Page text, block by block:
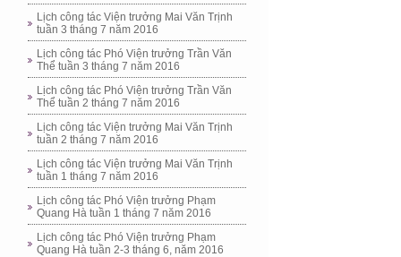
Lịch công tác Viện trưởng Mai Văn Trịnh
tuần 3 tháng 7 năm 2016
Lịch công tác Phó Viện trưởng Trần Văn
Thể tuần 3 tháng 7 năm 2016
Lịch công tác Phó Viện trưởng Trần Văn
Thể tuần 2 tháng 7 năm 2016
Lịch công tác Viện trưởng Mai Văn Trịnh
tuần 2 tháng 7 năm 2016
Lịch công tác Viện trưởng Mai Văn Trịnh
tuần 1 tháng 7 năm 2016
Lịch công tác Phó Viện trưởng Phạm
Quang Hà tuần 1 tháng 7 năm 2016
Lịch công tác Phó Viện trưởng Phạm
Quang Hà tuần 2-3 tháng 6, năm 2016